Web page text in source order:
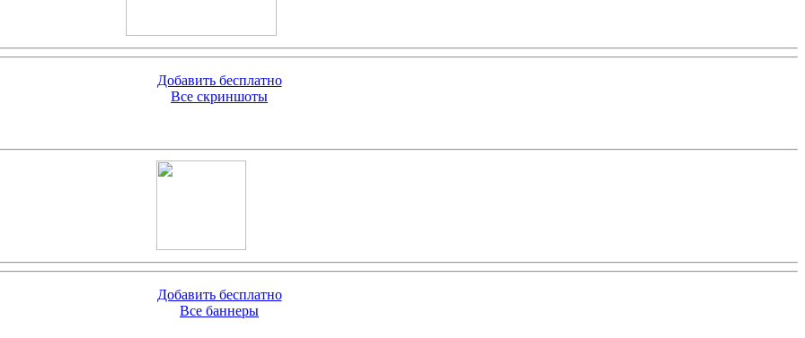
Добавить бесплатно
Все скриншоты
Добавить бесплатно
Все баннеры